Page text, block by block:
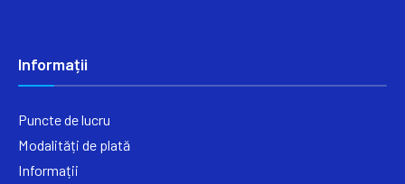
Informații
Puncte de lucru
Modalități de plată
Informații